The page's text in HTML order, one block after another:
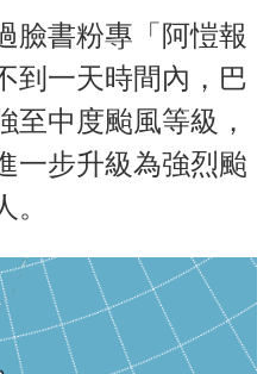
臉書粉專「阿愷報
到一天時間內，巴
至中度颱風等級，
一步升級為強烈颱